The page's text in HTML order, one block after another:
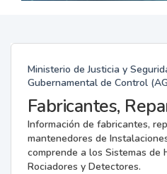
Ministerio de Justicia y
Gubernamental de Control
Información de fabricantes,
mantenedores de
comprende a los Sistemas de
Rociadores y Detectores.